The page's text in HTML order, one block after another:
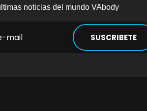
noticias del mundo VAbody